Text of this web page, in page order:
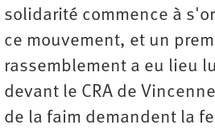
solidarité commence à
ce mouvement, et un
rassemblement a eu lieu
devant le CRA de
de la faim demandent la